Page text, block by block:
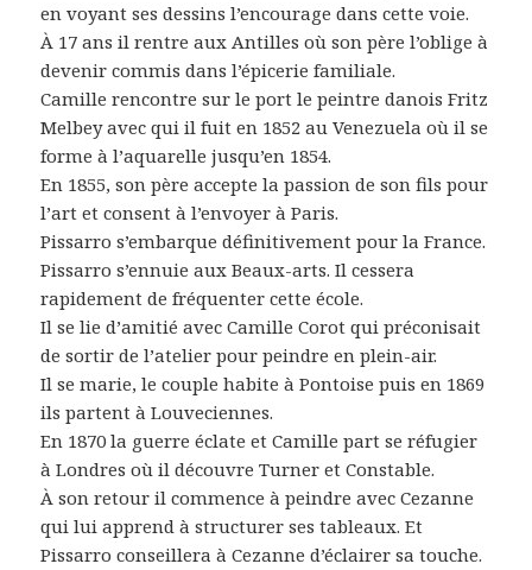
en voyant ses dessins l’encourage dans cette voie.
À 17 ans il rentre aux Antilles où son père l’oblige à
devenir commis dans l’épicerie familiale.
Camille rencontre sur le port le peintre danois Fritz
Melbey avec qui il fuit en 1852 au Venezuela où il se
forme à l’aquarelle jusqu’en 1854.
En 1855, son père accepte la passion de son fils pour
l’art et consent à l’envoyer à Paris.
Pissarro s’embarque définitivement pour la France.
Pissarro s’ennuie aux Beaux-arts. Il cessera
rapidement de fréquenter cette école.
Il se lie d’amitié avec Camille Corot qui préconisait
de sortir de l’atelier pour peindre en plein-air.
Il se marie, le couple habite à Pontoise puis en 1869
ils partent à Louveciennes.
En 1870 la guerre éclate et Camille part se réfugier
à Londres où il découvre Turner et Constable.
À son retour il commence à peindre avec Cezanne
qui lui apprend à structurer ses tableaux. Et
Pissarro conseillera à Cezanne d’éclairer sa touche.